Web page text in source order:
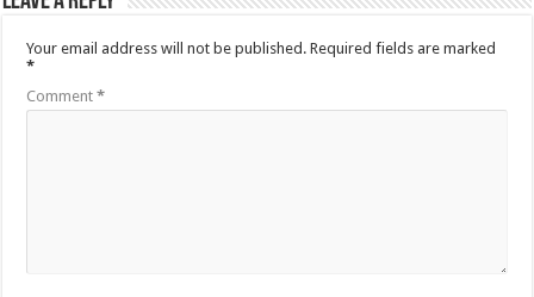
Your email address will not be published. Required fields are marked
*
Comment*